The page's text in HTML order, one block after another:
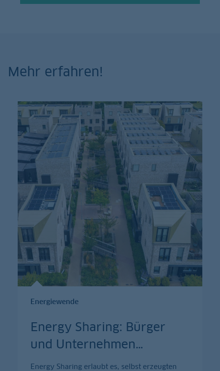
Mehr erfahren!
Energiewende
Energy Sharing: Bürger
und Unternehmen…
Energy Sharing erlaubt es, selbst erzeugten